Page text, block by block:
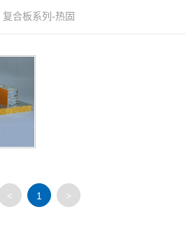
复合板系列-热固
< 1 >